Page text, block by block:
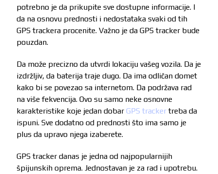
potrebno je da prikupite sve dostupne informacije. I
da na osnovu prednosti i nedostataka svaki od tih
GPS trackera procenite. Važno je da GPS tracker bude
pouzdan.
Da može precizno da utvrdi lokaciju vašeg vozila. Da je
izdržljiv, da baterija traje dugo. Da ima odličan domet
kako bi se povezao sa internetom. Da podržava rad
na više fekvencija. Ovo su samo neke osnovne
karakteristike koje jedan dobar GPS tracker treba da
ispuni. Sve dodatno od prednosti što ima samo je
plus da upravo njega izaberete.
GPS tracker danas je jedna od najpopularnijih
špijunskih oprema. Jednostavan je za rad i upotrebu.